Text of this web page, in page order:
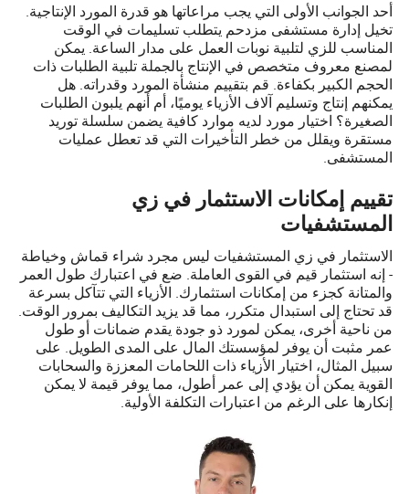
أحد الجوانب الأولى التي يجب مراعاتها هو قدرة المورد الإنتاجية.
تخيل إدارة مستشفى مزدحم يتطلب تسليمات في الوقت
المناسب للزي لتلبية نوبات العمل على مدار الساعة. يمكن
لمصنع معروف متخصص في الإنتاج بالجملة تلبية الطلبات ذات
الحجم الكبير بكفاءة. قم بتقييم منشأة المورد وقدراته. هل
يمكنهم إنتاج وتسليم آلاف الأزياء يوميًا، أم أنهم يلبون الطلبات
الصغيرة؟ اختيار مورد لديه موارد كافية يضمن سلسلة توريد
مستقرة ويقلل من خطر التأخيرات التي قد تعطل عمليات
المستشفى.
تقييم إمكانات الاستثمار في زي
المستشفيات
الاستثمار في زي المستشفيات ليس مجرد شراء قماش وخياطة
- إنه استثمار قيم في القوى العاملة. ضع في اعتبارك طول العمر
والمتانة كجزء من إمكانات استثمارك. الأزياء التي تتآكل بسرعة
قد تحتاج إلى استبدال متكرر، مما قد يزيد التكاليف بمرور الوقت.
من ناحية أخرى، يمكن لمورد ذو جودة يقدم ضمانات أو طول
عمر مثبت أن يوفر لمؤسستك المال على المدى الطويل. على
سبيل المثال، اختيار الأزياء ذات اللحامات المعززة والسحابات
القوية يمكن أن يؤدي إلى عمر أطول، مما يوفر قيمة لا يمكن
إنكارها على الرغم من اعتبارات التكلفة الأولية.